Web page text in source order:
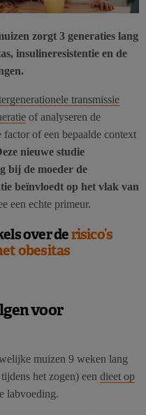
zorgt 3 generaties lang
insulineresistentie en de
transmissie
of analyseren de
of een bepaalde context
nieuwe studie
bij de moeder de
beïnvloedt op het vlak van
een echte primeur.
over derisico’s
obesitas
voor
muizen 9 weken lang
het zogen) een dieet op
labvoeding.